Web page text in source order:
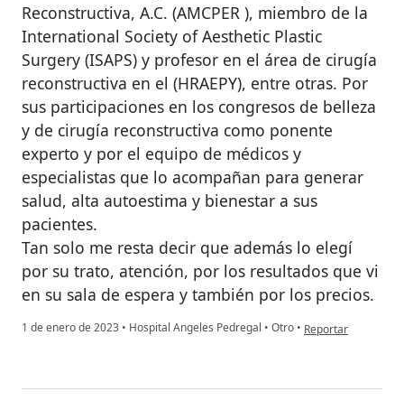
Reconstructiva, A.C. (AMCPER ), miembro de la
International Society of Aesthetic Plastic
Surgery (ISAPS) y profesor en el área de cirugía
reconstructiva en el (HRAEPY), entre otras. Por
sus participaciones en los congresos de belleza
y de cirugía reconstructiva como ponente
experto y por el equipo de médicos y
especialistas que lo acompañan para generar
salud, alta autoestima y bienestar a sus
pacientes.
Tan solo me resta decir que además lo elegí
por su trato, atención, por los resultados que vi
en su sala de espera y también por los precios.
1 de enero de 2023 • Hospital Angeles Pedregal • Otro • en opinión del
Reportar